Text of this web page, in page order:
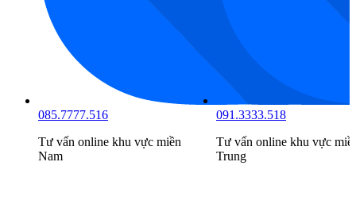
085.7777.516
Tư vấn online khu vực miền
Nam
091.3333.518
Tư vấn online khu vực
Trung